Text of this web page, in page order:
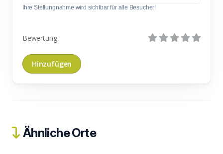
Ihre Stellungnahme wird sichtbar für alle Besucher!
Bewertung
Ähnliche Orte